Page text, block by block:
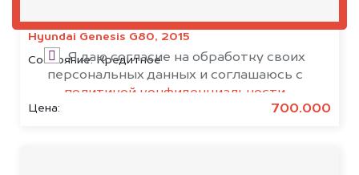
Hyundai Genesis G80, 2015
Состояние:Кредитное
Цена: 700.000
Я даю согласие на обработку своих
персональных данных и соглашаюсь с
политикой конфиденциальности